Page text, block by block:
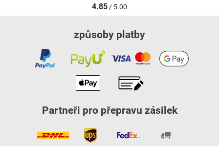
4.85/ 5.00
způsoby platby
Partneři pro přepravu zásilek